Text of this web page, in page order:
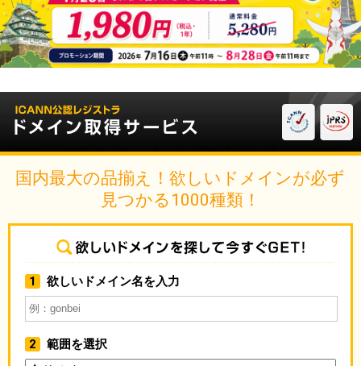
国内最大の品揃え！欲しいドメインが必ず
見つかる1000種類！
1 欲しいドメイン名を入力
2 範囲を選択